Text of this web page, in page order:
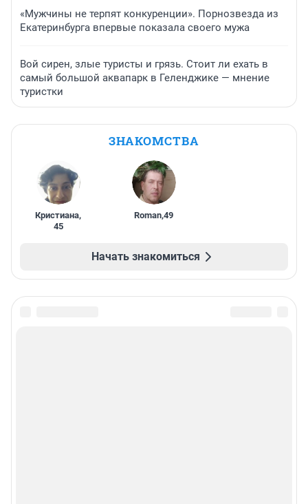
«Мужчины не терпят конкуренции». Порнозвезда из
Екатеринбурга впервые показала своего мужа
Вой сирен, злые туристы и грязь. Стоит ли ехать в
самый большой аквапарк в Геленджике — мнение
туристки
ЗНАКОМСТВА
Кристиана,
45
Roman,49
Начать знакомиться